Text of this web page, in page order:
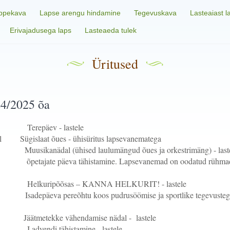
Lapse arengu hindamine Tegevuskava Lasteaiast
Erivajadusega laps Lasteaeda tulek
Üritused
2025 õa
- lastele
Sügislaat õues - ühisüritus lapsevanematega
(ühised laulumängud õues ja orkestrimäng) -
tähistamine. Lapsevanemad on oodatud
– KANNA HELKURIT! - lastele
pereõhtu koos pudrusöömise ja sportlike
vähendamise nädal - lastele